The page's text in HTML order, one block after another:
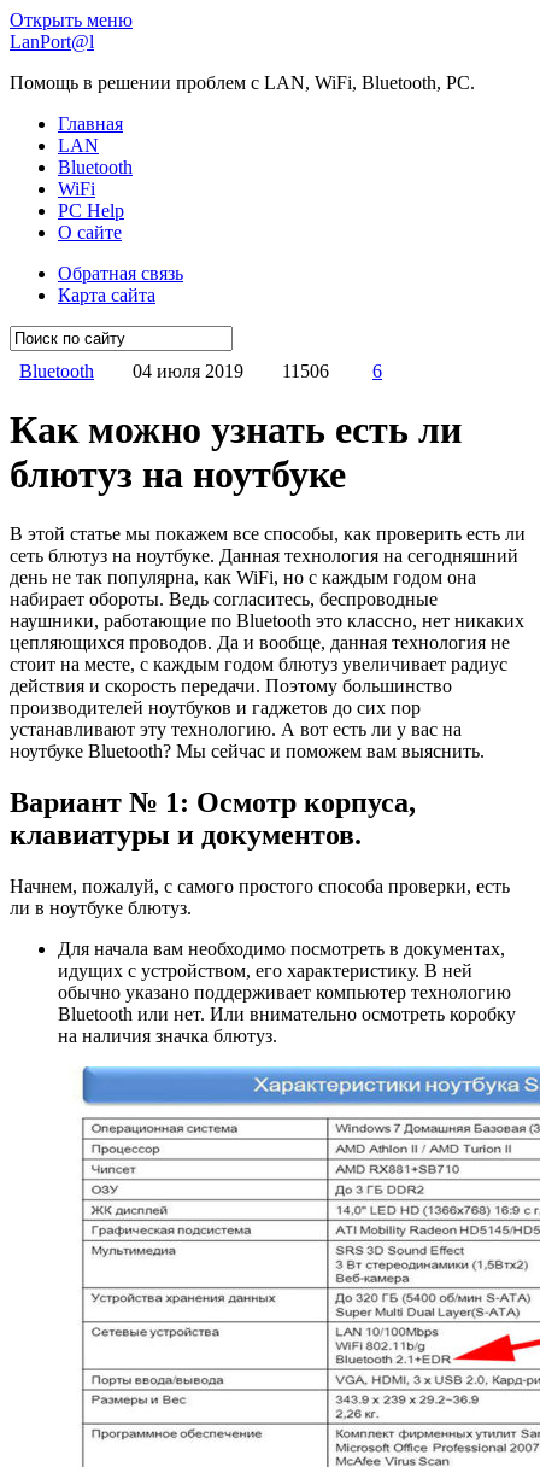
Открыть меню
LanPort@l
Помощь в решении проблем с LAN, WiFi, Bluetooth, PC.
Главная
LAN
Bluetooth
WiFi
PC Help
О сайте
Обратная связь
Карта сайта
Bluetooth 04 июля 2019 11506 6
Как можно узнать есть ли
блютуз на ноутбуке
В этой статье мы покажем все способы, как проверить есть ли
сеть блютуз на ноутбуке. Данная технология на сегодняшний
день не так популярна, как WiFi, но с каждым годом она
набирает обороты. Ведь согласитесь, беспроводные
наушники, работающие по Bluetooth это классно, нет никаких
цепляющихся проводов. Да и вообще, данная технология не
стоит на месте, с каждым годом блютуз увеличивает радиус
действия и скорость передачи. Поэтому большинство
производителей ноутбуков и гаджетов до сих пор
устанавливают эту технологию. А вот есть ли у вас на
ноутбуке Bluetooth? Мы сейчас и поможем вам выяснить.
Вариант № 1: Осмотр корпуса,
клавиатуры и документов.
Начнем, пожалуй, с самого простого способа проверки, есть
ли в ноутбуке блютуз.
Для начала вам необходимо посмотреть в документах,
идущих с устройством, его характеристику. В ней
обычно указано поддерживает компьютер технологию
Bluetooth или нет. Или внимательно осмотреть коробку
на наличия значка блютуз.